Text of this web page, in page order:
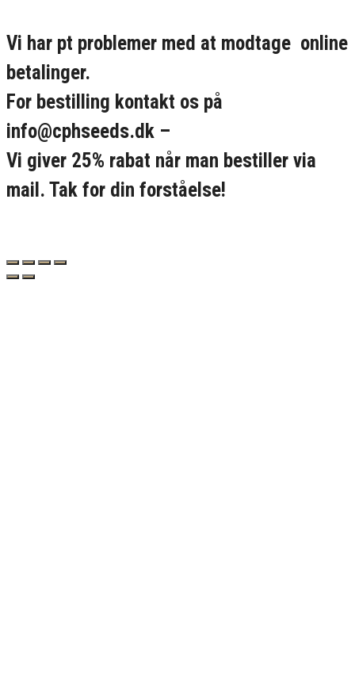
Vi har pt problemer med at modtage online
betalinger.
For bestilling kontakt os på
info@cphseeds.dk –
Vi giver 25% rabat når man bestiller via
mail. Tak for din forståelse!